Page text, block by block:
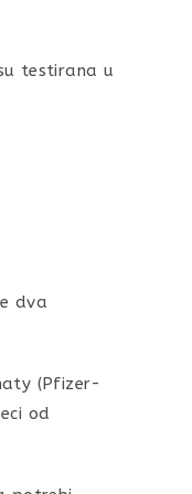
testirana u
dva
(Pfizer-
od